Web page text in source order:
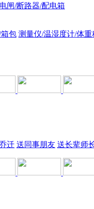
电闸/断路器/配电箱
包 测量仪/温湿度计/体重
迁 送同事朋友 送长辈师